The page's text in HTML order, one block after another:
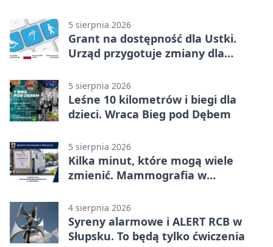
5 sierpnia 2026
Grant na dostępność dla Ustki.
Urząd przygotuje zmiany dla
5 sierpnia 2026
Leśne 10 kilometrów i biegi dla
dzieci. Wraca Bieg pod Dębem
5 sierpnia 2026
Kilka minut, które mogą wiele
zmienić. Mammografia w
4 sierpnia 2026
Syreny alarmowe i ALERT RCB w
Słupsku. To będą tylko ćwiczenia